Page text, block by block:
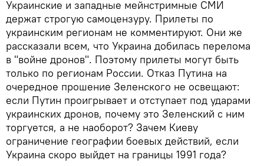
Украинские и западные мейнстримные СМИ
держат строгую самоцензуру. Прилеты по
украинским регионам не комментируют. Они же
рассказали всем, что Украина добилась перелома
в "войне дронов". Поэтому прилеты могут быть
только по регионам России. Отказ Путина на
очередное прошение Зеленского не освещают:
если Путин проигрывает и отступает под ударами
украинских дронов, почему это Зеленский с ним
торгуется, а не наоборот? Зачем Киеву
ограничение географии боевых действий, если
Украина скоро выйдет на границы 1991 года?